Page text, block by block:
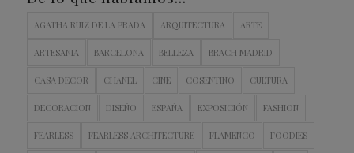
AGATHA RUIZ DE LA PRADA ARQUITECTURA ARTE
ARTESANIA BARCELONA BELLEZA BRACH MADRID
CASA DECOR CHANEL CINE COSENTINO CULTURA
DECORACION DISEÑO ESPAÑA EXPOSICIÓN FASHION
FEARLESS FEARLESS ARCHITECTURE FLAMENCO FOODIES